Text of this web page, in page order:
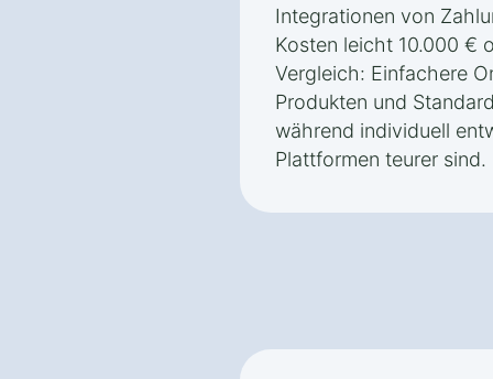
Integrationen von
Kosten leicht 10.000 €
Vergleich: Einfachere
Produkten und
während individuell
Plattformen teurer sind.